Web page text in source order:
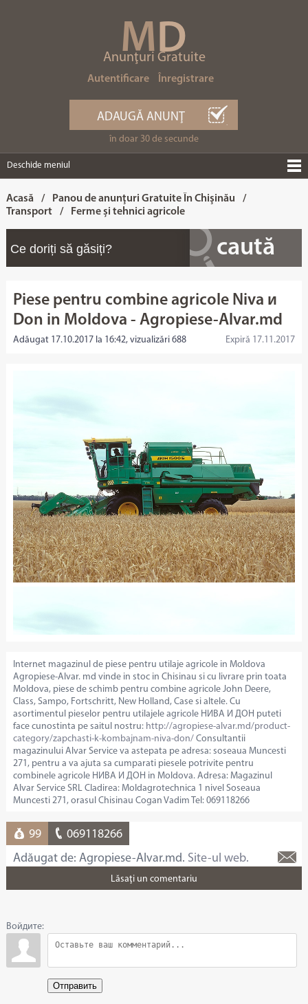
MD
Anunţuri Gratuite
Autentificare Înregistrare
ADAUGĂ ANUNŢ
în doar 30 de secunde
Deschide meniul
Acasă / Panou de anunţuri Gratuite În Chişinău
/
Transport
/ Ferme și tehnici agricole
Piese pentru combine agricole Niva и
Don in Moldova - Agropiese-Alvar.md
Adăugat 17.10.2017 la 16:42, vizualizări 688 Expiră 17.11.2017
Internet magazinul de piese pentru utilaje agricole in Moldova
Agropiese-Alvar. md vinde in stoc in Chisinau si cu livrare prin toata
Moldova, piese de schimb pentru combine agricole John Deere,
Class, Sampo, Fortschritt, New Holland, Case si altele. Cu
asortimentul pieselor pentru utilajele agricole НИВА И ДОН puteti
face cunostinta pe saitul nostru: http://agropiese-alvar.md/product-
category/zapchasti-k-kombajnam-niva-don/Consultantii
magazinului Alvar Service va astepata pe adresa: soseaua Muncesti
271, pentru a va ajuta sa cumparati piesele potrivite pentru
combinele agricole НИВА И ДОН in Moldova. Adresa: Magazinul
Alvar Service SRL Cladirea: Moldagrotechnica 1 nivel Soseaua
Muncesti 271, orasul Chisinau Cogan Vadim Tel: 069118266
99
069118266
Adăugat de: Agropiese-Alvar.md. Site-ul web.
Lăsaţi un comentariu
Войдите:
Отправить